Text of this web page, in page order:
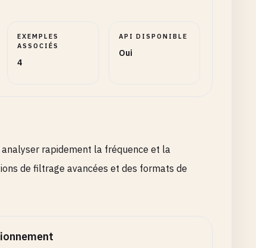
EXEMPLES
ASSOCIÉS
4
API DISPONIBLE
Oui
rapidement la fréquence et la
de filtrage avancées et des formats de